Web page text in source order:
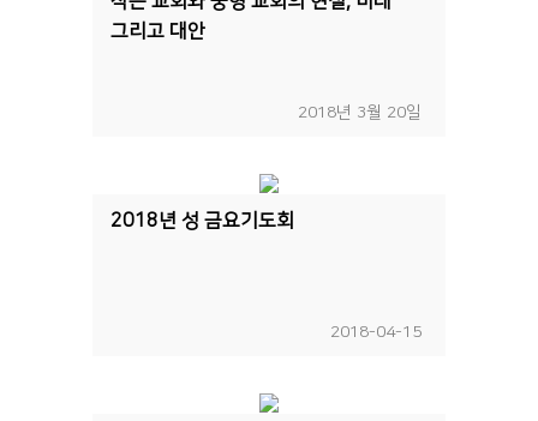
그리고 대안
2018년 3월 20일
2018년 성 금요기도회
2018-04-15